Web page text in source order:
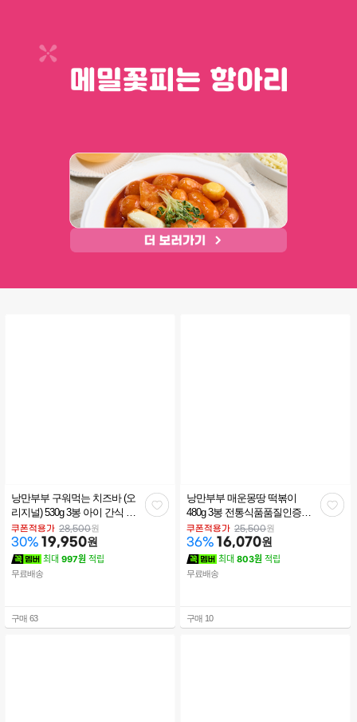
낭만부부 구워먹는 치즈바 (오
리지널) 530g 3봉 아이 간식 캠
핑 필수템 식사대용 필수템 오
리지널 3봉 묶음
쿠폰적용가 28,500원
30% 19,950원
최대 997원 적립
무료배송
구매 63
관
낭만부부 매운몽땅 떡볶이
480g 3봉 전통식품품질인증을
받은 가래떡 부산어묵 스테비
아 매콤소스 구성
쿠폰적용가 25,500원
36% 16,070원
최대 803원 적립
무료배송
구매 10
관